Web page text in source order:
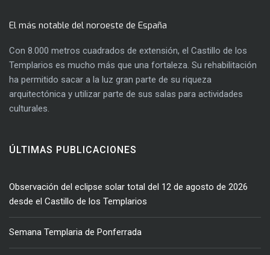
El más notable del noroeste de España
Con 8.000 metros cuadrados de extensión, el Castillo de los
Templarios es mucho más que una fortaleza. Su rehabilitación
ha permitido sacar a la luz gran parte de su riqueza
arquitectónica y utilizar parte de sus salas para actividades
culturales.
ÚLTIMAS PUBLICACIONES
Observación del eclipse solar total del 12 de agosto de 2026
desde el Castillo de los Templarios
Semana Templaria de Ponferrada